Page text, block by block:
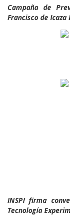
Campaña de
Francisco de
INSPI firma
Tecnología